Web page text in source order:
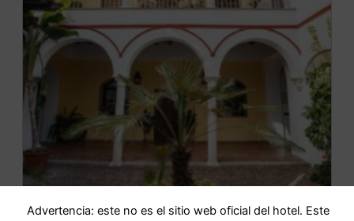
Advertencia: este no es el sitio web oficial del hotel. Este